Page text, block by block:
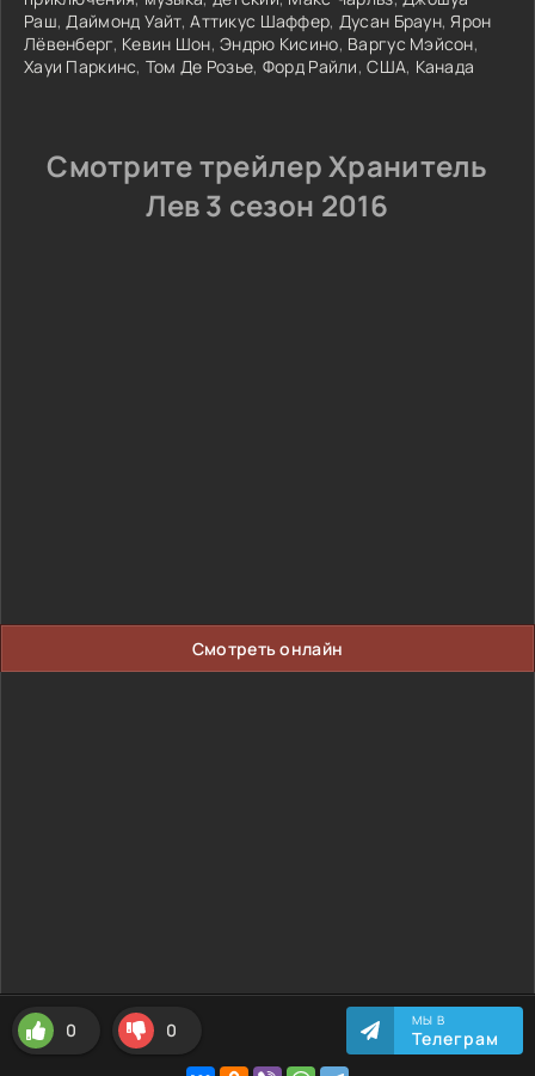
Раш,Даймонд Уайт,Аттикус Шаффер, Дусан Браун,Ярон
Лёвенберг, Кевин Шон,Эндрю Кисино, Варгус Мэйсон,
Хауи Паркинс, Том Де Розье, Форд Райли,США, Канада
Смотрите трейлер Хранитель
Лев 3 сезон 2016
Смотреть онлайн
0 0 МЫ В
Телеграм